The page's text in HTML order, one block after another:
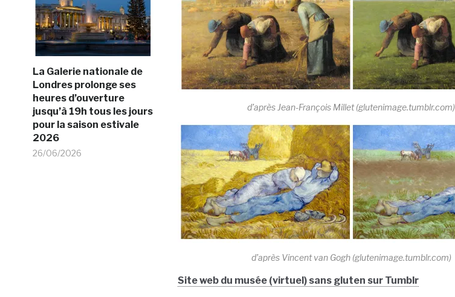
La Galerie nationale de
Londres prolonge ses
heures d’ouverture
jusqu’à 19h tous les jours
pour la saison estivale
2026
26/06/2026
d’après Jean-François Millet (glutenimage.tumblr.com)
d’après Vincent van Gogh (glutenimage.tumblr.com)
Site web du musée (virtuel) sans gluten sur Tumblr